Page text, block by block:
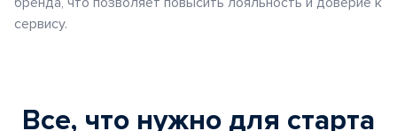
сервису.
Все, что нужно для старта